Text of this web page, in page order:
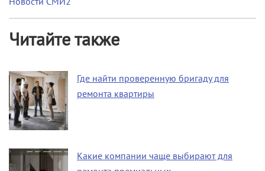
Читайте также
Где найти проверенную бригаду для
ремонта квартиры
Какие компании чаще выбирают для